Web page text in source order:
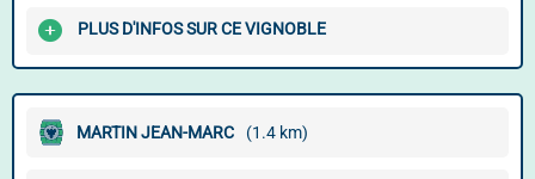
PLUS D'INFOS SUR CE VIGNOBLE
MARTIN JEAN-MARC (1.4 km)